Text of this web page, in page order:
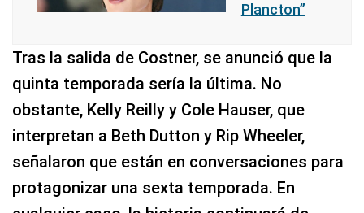
Plancton”
Tras la salida de Costner, se anunció que la
quinta temporada sería la última. No
obstante, Kelly Reilly y Cole Hauser, que
interpretan a Beth Dutton y Rip Wheeler,
señalaron que están en conversaciones para
protagonizar una sexta temporada. En